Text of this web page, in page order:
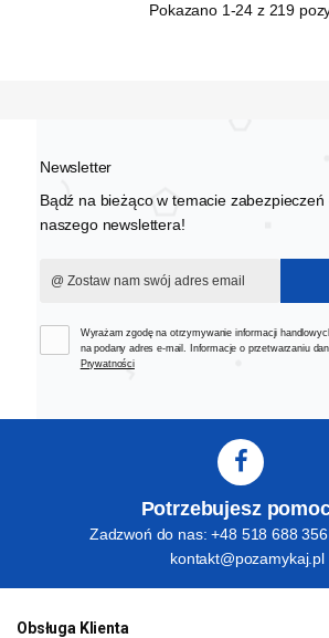
Pokazano 1-24 z 219
Newsletter
Bądź na bieżąco w temacie
naszego newslettera!
Wyrażam zgodę na otrzymywanie informacji
na podany adres e-mail. Informacje o przetwarzaniu
Prywatności
Potrzebujesz
Zadzwoń do nas: +48 518 688
kontakt@pozamykaj.pl
Obsługa Klienta